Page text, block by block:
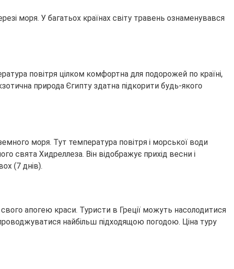
моря. У багатьох країнах світу травень ознаменувався
повітря цілком комфортна для подорожей по країні,
природа Єгипту здатна підкорити будь-якого
моря. Тут температура повітря і морської води
свята Хидреллеза. Він відображує прихід весни і
(7 днів).
свого апогею краси. Туристи в Греції можуть насолодитися
найбільш підходящою погодою. Ціна туру